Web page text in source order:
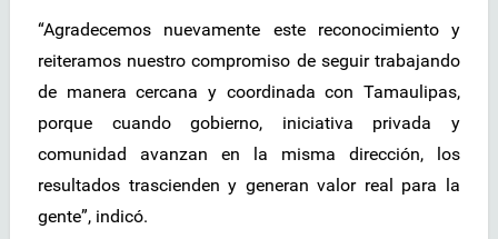
“Agradecemos nuevamente este reconocimiento y
reiteramos nuestro compromiso de seguir trabajando
de manera cercana y coordinada con Tamaulipas,
porque cuando gobierno, iniciativa privada y
comunidad avanzan en la misma dirección, los
resultados trascienden y generan valor real para la
gente”, indicó.